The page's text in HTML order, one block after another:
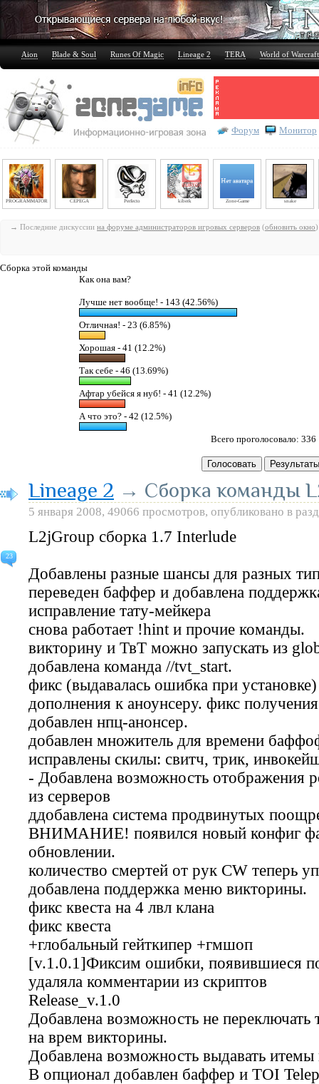
Aion Blade & Soul Runes Of Magic Lineage 2 TERA World of Warcraft
Форум Монитор
PROGRAMMATOR CEPEGA Perfecto kiberk Zone-Game snake
→ Последние дискуссии на форуме администраторов игровых серверов (обновить окно)
Сборка этой команды
Как она вам?
Лучше нет вообще! - 143 (42.56%)
Отличная! - 23 (6.85%)
Хорошая - 41 (12.2%)
Так себе - 46 (13.69%)
Афтар убейся я нуб! - 41 (12.2%)
А что это? - 42 (12.5%)
Всего проголосовало: 336
23
Lineage 2 → Сборка команды
5 января 2008, 49066 просмотров, опубликовано в
L2jGroup сборка 1.7 Interlude
Добавлены разные шансы для разных
переведен баффер и добавлена
исправление тату-мейкера
снова работает !hint и прочие команды.
викторину и ТвТ можно запускать из
добавлена команда //tvt_start.
фикс (выдавалась ошибка при установке)
дополнения к аноунсеру. фикс
добавлен нпц-анонсер.
добавлен множитель для времени
исправлены скилы: свитч, трик,
- Добавлена возможность отображения
из серверов
ддобавлена система продвинутых
ВНИМАНИЕ! появился новый конфиг
обновлении.
количество смертей от рук CW теперь
добавлена поддержка меню викторины.
фикс квеста на 4 лвл клана
фикс квеста
+глобальный гейткипер +гмшоп
[v.1.0.1]Фиксим ошибки, появившиеся
удаляла комментарии из скриптов
Release_v.1.0
Добавлена возможность не
на врем викторины.
Добавлена возможность выдавать
В опционал добавлен баффер и TOI